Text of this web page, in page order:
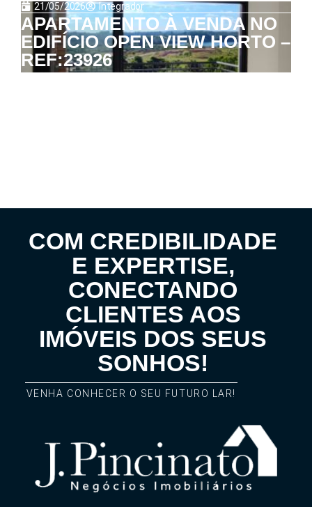
21/05/2026 Integrador
APARTAMENTO À VENDA NO
EDIFÍCIO OPEN VIEW HORTO –
REF:23926
COM CREDIBILIDADE
E EXPERTISE,
CONECTANDO
CLIENTES AOS
IMÓVEIS DOS SEUS
SONHOS!
VENHA CONHECER O SEU FUTURO LAR!